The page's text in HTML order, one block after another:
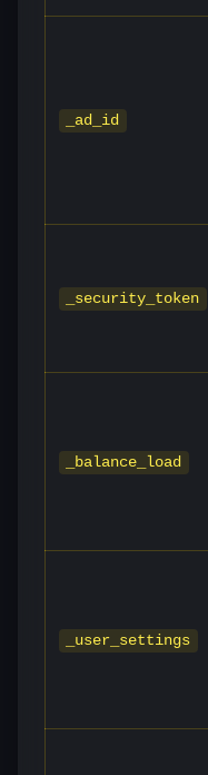
_ad_id
_security_token
_balance_load
_user_settings